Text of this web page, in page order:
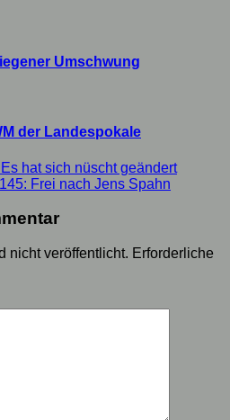
Umschwung
der Landespokale
hat sich nüscht geändert
Frei nach Jens Spahn
nicht veröffentlicht. Erforderliche